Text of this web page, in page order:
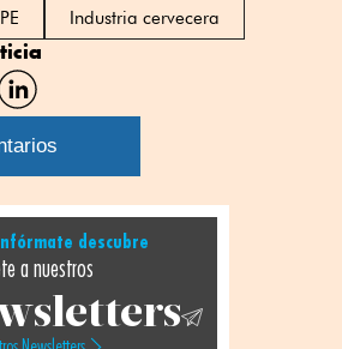
Industria cervecera
Compartir
por
Linkedin
descubre
a nuestros